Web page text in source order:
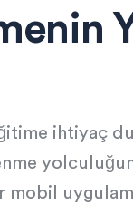
ihtiyaç
mobil